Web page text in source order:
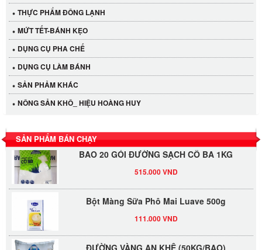
THỰC PHẨM ĐÔNG LẠNH
MỨT TẾT-BÁNH KẸO
DỤNG CỤ PHA CHẾ
DỤNG CỤ LÀM BÁNH
SẢN PHẢM KHÁC
NÔNG SẢN KHÔ_ HIỆU HOÀNG HUY
SẢN PHẨM BÁN CHẠY
LỐC 12 HỦ Tương xí muội LKK 260g
530.000 VND
Tương xí muội LKK 260g
BAO 20 GÓI ĐƯỜNG SẠCH CÔ BA 1KG
515.000 VND
Bột Màng Sữa Phô Mai Luave 500g
111.000 VND
ĐƯỜNG VÀNG AN KHÊ (50KG/BAO)